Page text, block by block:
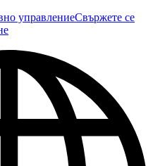
управлениеСвържете се